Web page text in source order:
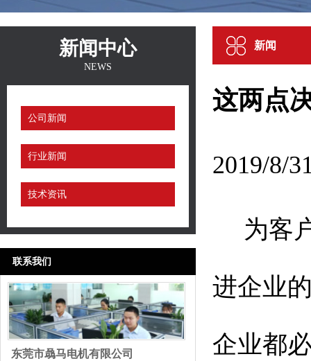
新闻中心
NEWS
公司新闻
行业新闻
技术资讯
联系我们
东莞市骉马电机有限公司
新闻
这两点
2019/8/
为客户
进企业
企业都